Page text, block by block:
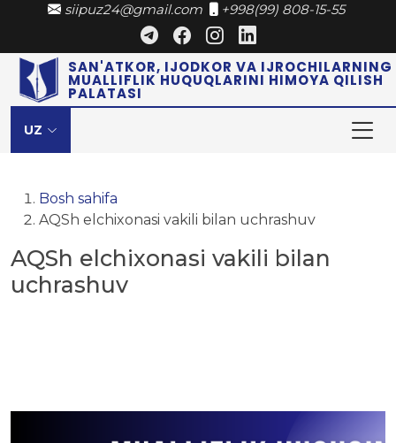
siipuz24@gmail.com +998(99) 808-15-55
SAN'ATKOR, IJODKOR VA IJROCHILARNING
MUALLIFLIK HUQUQLARINI HIMOYA QILISH
PALATASI
UZ
Bosh sahifa
AQSh elchixonasi vakili bilan uchrashuv
AQSh elchixonasi vakili bilan
uchrashuv